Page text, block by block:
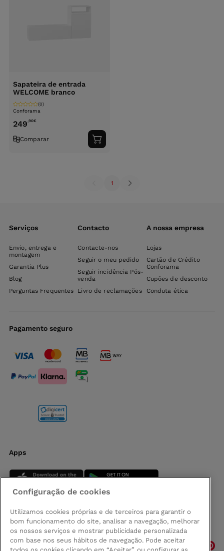
Sapateira de entrada
WELCOME branco
Conforama
(0)
249,90€
Comparar
Adicionar
ao
1
Serviços
Envio, entrega e
montagem
Garantia Plus
Blog
Perguntas Frequentes
Contacto
Contacte-nos
Seguir o meu pedido
Seguir incidência Pós-
venda
Livro de reclamações
A nossa empresa
Lojas
Cartão de Crédito
Conforama
Cupões de desconto
Conduta ética
Pagamento seguro
Apps
Siga-nos
Configuração de cookies
Utilizamos cookies próprias e de terceiros para garantir o
bom funcionamento do site, analisar a navegação, melhorar
os nossos serviços e mostrar publicidade personalizada
com base nos seus hábitos de navegação. Pode aceitar